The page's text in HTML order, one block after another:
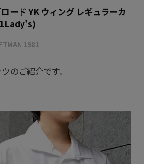
ード YK ウィング レギュラーカ
1981
のご紹介です。